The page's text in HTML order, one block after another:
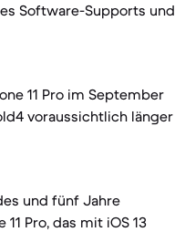
Software-Supports und
11 Pro im September
voraussichtlich länger
und fünf Jahre
Pro, das mit iOS 13